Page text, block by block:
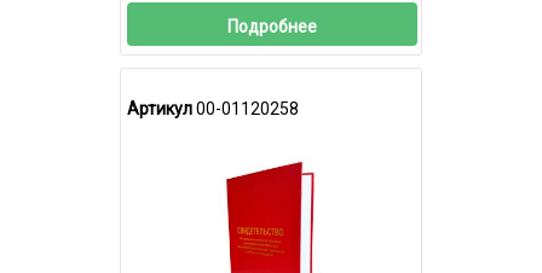
Подробнее
Артикул00-01120258